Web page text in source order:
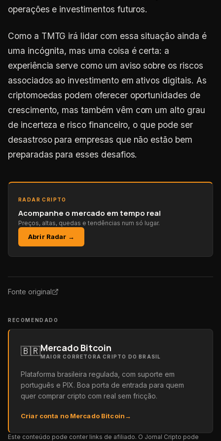
operações e investimentos futuros.
Como a TMTG irá lidar com essa situação ainda é
uma incógnita, mas uma coisa é certa: a
experiência serve como um aviso sobre os riscos
associados ao investimento em ativos digitais. As
criptomoedas podem oferecer oportunidades de
crescimento, mas também vêm com um alto grau
de incerteza e risco financeiro, o que pode ser
desastroso para empresas que não estão bem
preparadas para esses desafios.
RADAR CRIPTO
Acompanhe o mercado em tempo real
Preços, altas, quedas e tendências num só lugar.
Abrir Radar →
Fonte original
RECOMENDADO
🇧🇷Mercado Bitcoin
MAIOR CORRETORA CRIPTO DO BRASIL
Plataforma brasileira regulada, com suporte em
português e PIX. Boa porta de entrada para quem
quer comprar cripto com real sem fricção.
Criar conta no Mercado Bitcoin→
Este conteúdo pode conter links de afiliado. O Jornal Cripto pode